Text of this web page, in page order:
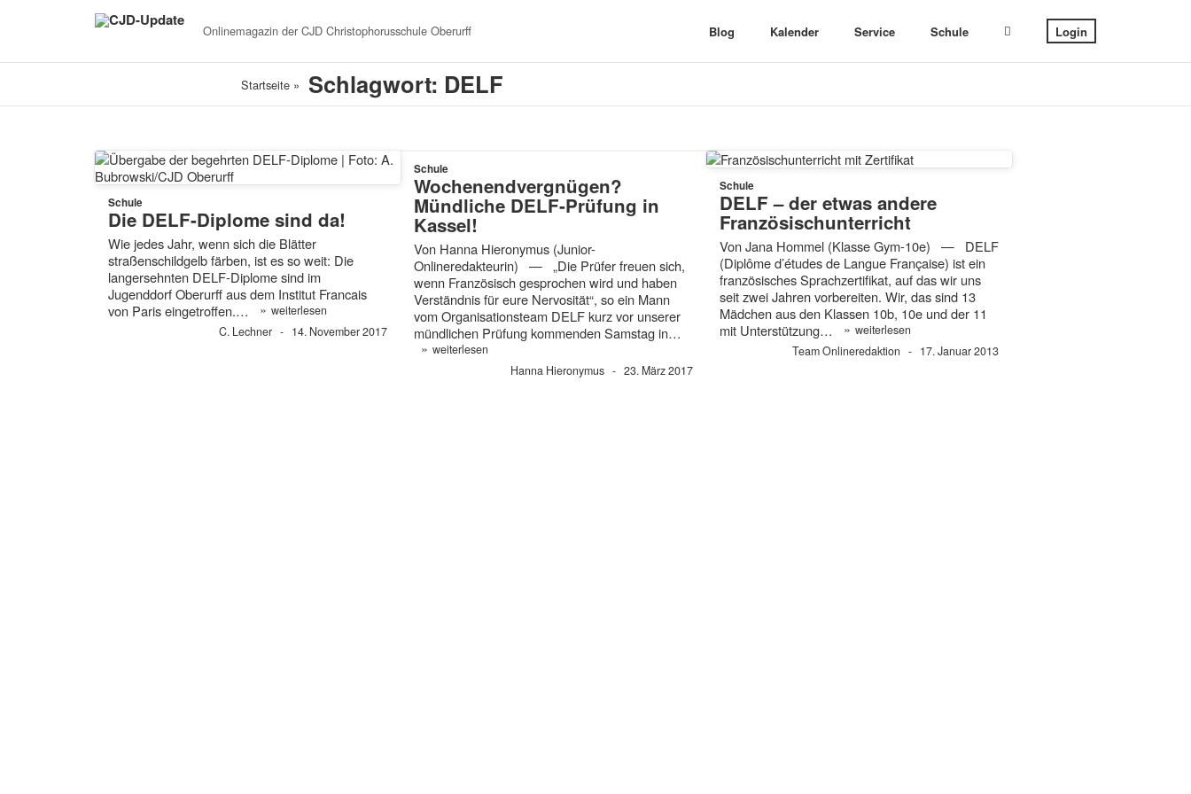
Onlinemagazin der CJD Christophorusschule Oberurff Blog Kalender Service Schule Login
Startseite » Schlagwort: DELF
Schule
Die DELF-Diplome sind da!
Wie jedes Jahr, wenn sich die Blätter
straßenschildgelb färben, ist es so weit: Die
langersehnten DELF-Diplome sind im
Jugenddorf Oberurff aus dem Institut Francais
von Paris eingetroffen.…
» weiterlesen
C. Lechner
14. November 2017
Schule
Wochenendvergnügen?
Mündliche DELF-Prüfung in
Kassel!
Von Hanna Hieronymus (Junior-
Onlineredakteurin) — „Die Prüfer freuen sich,
wenn Französisch gesprochen wird und haben
Verständnis für eure Nervosität“, so ein Mann
vom Organisationsteam DELF kurz vor unserer
mündlichen Prüfung kommenden Samstag in…
» weiterlesen
Hanna Hieronymus
23. März 2017
Schule
DELF – der etwas andere
Französischunterricht
Von Jana Hommel (Klasse Gym-10e) — DELF
(Diplôme d’études de Langue Française) ist ein
französisches Sprachzertifikat, auf das wir uns
seit zwei Jahren vorbereiten. Wir, das sind 13
Mädchen aus den Klassen 10b, 10e und der 11
mit Unterstützung…
» weiterlesen
Team Onlineredaktion
17. Januar 2013